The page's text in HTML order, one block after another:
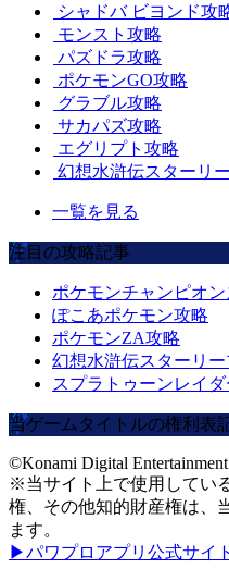
シャドバ ビヨンド攻
モンスト攻略
パズドラ攻略
ポケモンGO攻略
グラブル攻略
サカパズ攻略
エグリプト攻略
幻想水滸伝スターリ
一覧を見る
注目の攻略記事
ポケモンチャンピオ
ぽこあポケモン攻略
ポケモンZA攻略
幻想水滸伝スターリー
スプラトゥーンレイ
当ゲームタイトルの権利表
©Konami Digital Entertainment
※当サイト上で使用してい
権、その他知的財産権は、
ます。
▶パワプロアプリ公式サイト